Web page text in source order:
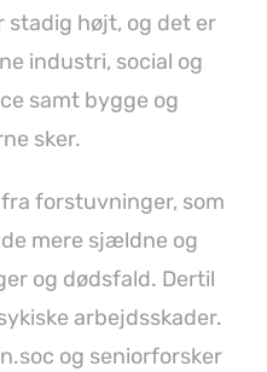
højt, og det er
industri, social og
samt bygge og
sker.
forstuvninger, som
mere sjældne og
og dødsfald. Dertil
arbejdsskader.
og seniorforsker